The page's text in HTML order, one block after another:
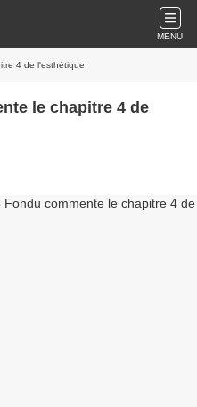
MENU
4 de l'esthétique.
le chapitre 4 de